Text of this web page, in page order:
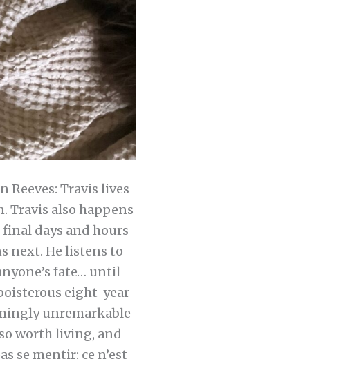
Travis lives
Travis also happens
days and hours
next. He listens to
fate… until
eight-year-
unremarkable
worth living, and
se mentir: ce n’est